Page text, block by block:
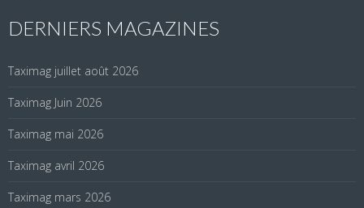
DERNIERS MAGAZINES
Taximag juillet août 2026
Taximag Juin 2026
Taximag mai 2026
Taximag avril 2026
Taximag mars 2026